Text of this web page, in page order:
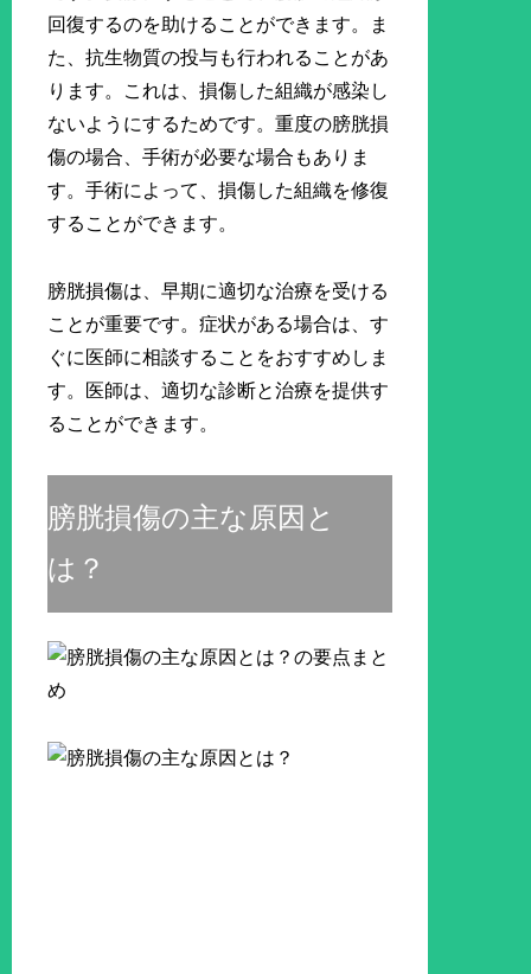
回復するのを助けることができます。ま
た、抗生物質の投与も行われることがあ
ります。これは、損傷した組織が感染し
ないようにするためです。重度の膀胱損
傷の場合、手術が必要な場合もありま
す。手術によって、損傷した組織を修復
することができます。
膀胱損傷は、早期に適切な治療を受ける
ことが重要です。症状がある場合は、す
ぐに医師に相談することをおすすめしま
す。医師は、適切な診断と治療を提供す
ることができます。
膀胱損傷の主な原因と
は？